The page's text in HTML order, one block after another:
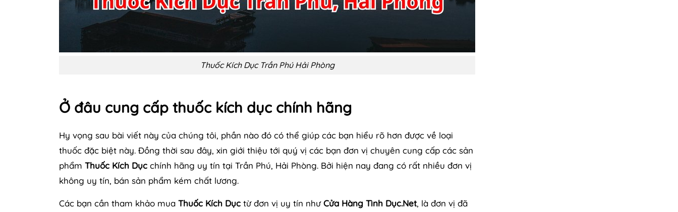
Thuốc Kích Dục Trần Phú Hải Phòng
Ở đâu cung cấp thuốc kích dục chính hãng
Hy vọng sau bài viết này của chúng tôi, phần nào đó có thể giúp các bạn hiểu rõ hơn được về loại
thuốc đặc biệt này. Đồng thời sau đây, xin giới thiệu tới quý vị các bạn đơn vị chuyên cung cấp các sản
phẩm Thuốc Kích Dục chính hãng uy tín tại Trần Phú, Hải Phòng. Bởi hiện nay đang có rất nhiều đơn vị
không uy tín, bán sản phẩm kém chất lương.
Các bạn cần tham khảo mua Thuốc Kích Dục từ đơn vị uy tín nhưCửa Hàng Tình Dục.Net, là đơn vị đã